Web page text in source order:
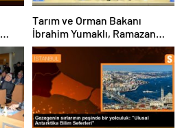
Tarım ve Orman Bakanı
İbrahim Yumaklı, Ramazan
denetimlerini
sıklaştırdıklarını açıkladı